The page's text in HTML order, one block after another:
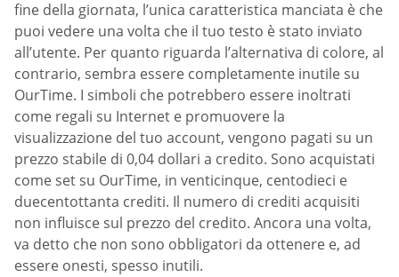
fine della giornata, l’unica caratteristica manciata è che
puoi vedere una volta che il tuo testo è stato inviato
all’utente. Per quanto riguarda l’alternativa di colore, al
contrario, sembra essere completamente inutile su
OurTime. I simboli che potrebbero essere inoltrati
come regali su Internet e promuovere la
visualizzazione del tuo account, vengono pagati su un
prezzo stabile di 0,04 dollari a credito. Sono acquistati
come set su OurTime, in venticinque, centodieci e
duecentottanta crediti. Il numero di crediti acquisiti
non influisce sul prezzo del credito. Ancora una volta,
va detto che non sono obbligatori da ottenere e, ad
essere onesti, spesso inutili.